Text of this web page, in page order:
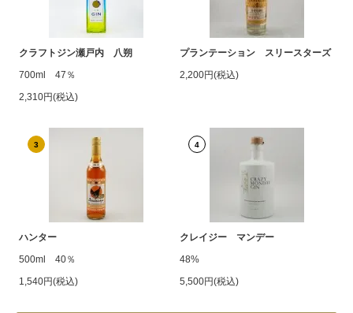
クラフトジン瀬戸内 八朔
700ml 47％
2,310円(税込)
プランテーション スリースターズ
2,200円(税込)
3
ハンター
500ml 40％
1,540円(税込)
4
クレイジー マンデー
48%
5,500円(税込)